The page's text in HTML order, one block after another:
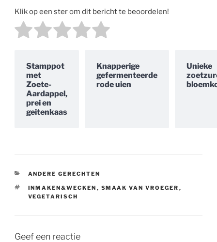
Klik op een ster om dit bericht te beoordelen!
Stamppot
met
Zoete-
Aardappel,
prei en
geitenkaas
Knapperige
gefermenteerde
rode uien
Unieke
CATEGORIEËN
ANDERE GERECHTEN
TAGS
INMAKEN&WECKEN , SMAAK VAN VROEGER ,
VEGETARISCH
Geef een reactie